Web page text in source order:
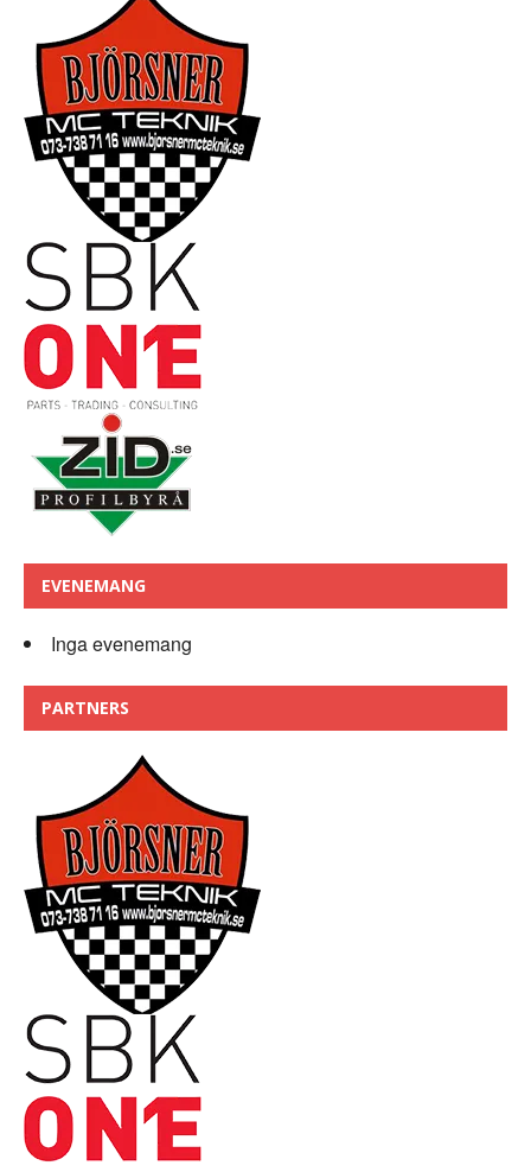
EVENEMANG
Inga evenemang
PARTNERS